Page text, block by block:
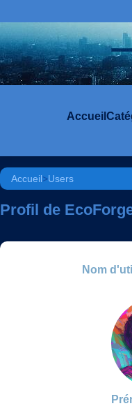
Accueil
Accueil>Users
Profil de
Nom